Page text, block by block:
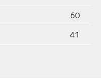
60
41